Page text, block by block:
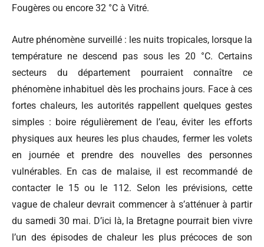
Fougères ou encore 32 °C à Vitré.
Autre phénomène surveillé : les nuits tropicales, lorsque la
température ne descend pas sous les 20 °C. Certains
secteurs du département pourraient connaître ce
phénomène inhabituel dès les prochains jours. Face à ces
fortes chaleurs, les autorités rappellent quelques gestes
simples : boire régulièrement de l’eau, éviter les efforts
physiques aux heures les plus chaudes, fermer les volets
en journée et prendre des nouvelles des personnes
vulnérables. En cas de malaise, il est recommandé de
contacter le 15 ou le 112. Selon les prévisions, cette
vague de chaleur devrait commencer à s’atténuer à partir
du samedi 30 mai. D’ici là, la Bretagne pourrait bien vivre
l’un des épisodes de chaleur les plus précoces de son